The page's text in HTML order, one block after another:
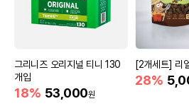
그리니즈 오리지널 티니 130
개입
18% 53,000원
[2개세트] 리
28%